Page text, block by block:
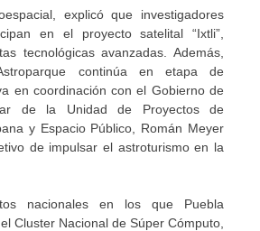
explicó que investigadores
en el proyecto satelital “Ixtli”,
tecnológicas avanzadas. Además,
continúa en etapa de
en coordinación con el Gobierno de
de la Unidad de Proyectos de
y Espacio Público, Román Meyer
de impulsar el astroturismo en la
nacionales en los que Puebla
Cluster Nacional de Súper Cómputo,